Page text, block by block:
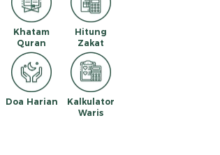
Khatam
Quran
Hitung
Zakat
Doa Harian
Kalkulator
Waris